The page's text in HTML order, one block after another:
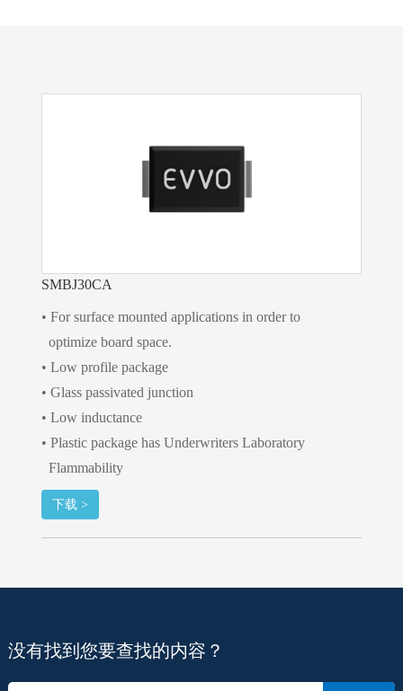
SMBJ30CA
• For surface mounted applications in order to
optimize board space.
• Low profile package
• Glass passivated junction
• Low inductance
• Plastic package has Underwriters Laboratory
Flammability
下载 >
没有找到您要查找的内容？